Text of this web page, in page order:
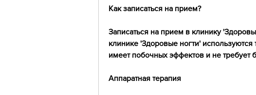
Как записаться на прием?
Записаться на прием в клинику
клинике 'Здоровые ногти'
имеет побочных эффектов и не требует
Аппаратная терапия